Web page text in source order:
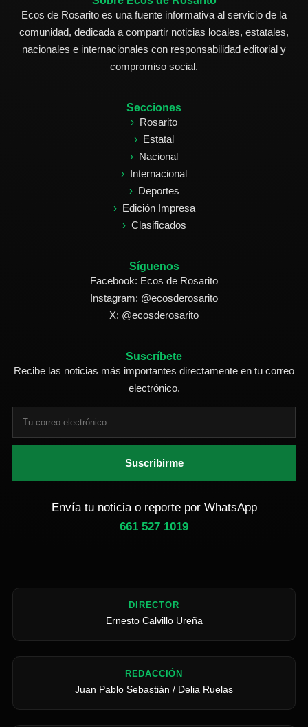
Ecos de Rosarito es una fuente informativa al servicio de la
comunidad, dedicada a compartir noticias locales, estatales,
nacionales e internacionales con responsabilidad editorial y
compromiso social.
Secciones
Rosarito
Estatal
Nacional
Internacional
Deportes
Edición Impresa
Clasificados
Síguenos
Facebook: Ecos de Rosarito
Instagram: @ecosderosarito
X: @ecosderosarito
Suscríbete
Recibe las noticias más importantes directamente en tu correo
electrónico.
Suscribirme
Envía tu noticia o reporte por WhatsApp
661 527 1019
DIRECTOR
Ernesto Calvillo Ureña
REDACCIÓN
Juan Pablo Sebastián / Delia Ruelas